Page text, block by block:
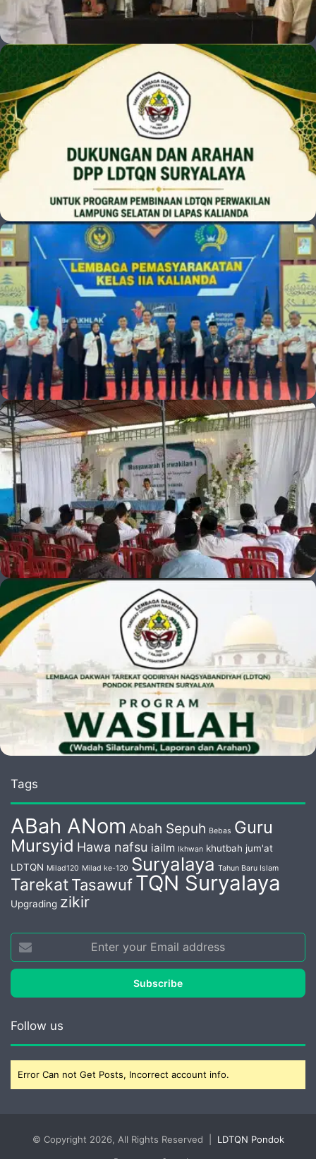
Tags
ABah ANom Abah Sepuh Bebas Guru
Mursyid Hawa nafsu iailm Ikhwan khutbah jum'at
LDTQN Milad120 Milad ke-120 Suryalaya Tahun Baru Islam
TarekatTasawufTQN Suryalaya
Upgrading zikir
Enter
your
Email
Follow us
Error Can not Get Posts, Incorrect account info.
© Copyright 2026, All Rights Reserved | LDTQN Pondok